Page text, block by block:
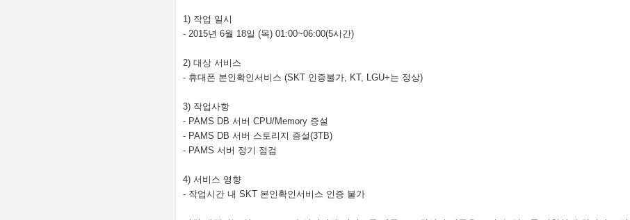
1) 작업 일시
- 2015년 6월 18일 (목) 01:00~06:00(5시간)
2) 대상 서비스
- 휴대폰 본인확인서비스 (SKT 인증불가, KT, LGU+는 정상)
3) 작업사항
- PAMS DB 서버 CPU/Memory 증설
- PAMS DB 서버 스토리지 증설(3TB)
- PAMS 서버 정기 점검
4) 서비스 영향
- 작업시간 내 SKT 본인확인서비스 인증 불가